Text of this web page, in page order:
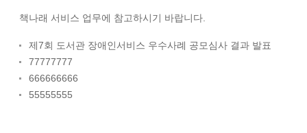
책나래 서비스 업무에 참고하시기 바랍니다.
제7회 도서관 장애인서비스 우수사례 공모심사 결과 발표
77777777
666666666
55555555